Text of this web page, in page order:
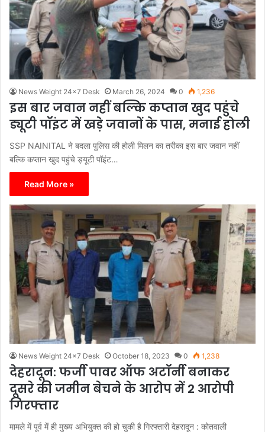
News Weight 24x7 Desk March 26, 2024 0 1,236
इस बार जवान नहीं बल्कि कप्तान खुद पहुंचे
ड्यूटी पॉइंट में खड़े जवानों के पास, मनाई होली
SSP NAINITAL ने बदला पुलिस की होली मिलन का तरीका इस बार जवान नहीं
बल्कि कप्तान खुद पहुंचे ड्यूटी पॉइंट…
Read More »
News Weight 24x7 Desk October 18, 2023 0 1,238
देहरादून: फर्जी पावर ऑफ अटॉर्नी बनाकर
दूसरे की जमीन बेचने के आरोप में 2 आरोपी
गिरफ्तार
मामले में पूर्व में ही मुख्य अभियुक्त की हो चुकी है गिरफ्तारी देहरादून : कोतवाली